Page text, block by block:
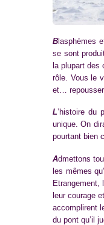
Blasphèmes
se sont
la plupart des
rôle. Vous le
et…
L’histoire du
unique. On
pourtant bien
Admettons
les mêmes
Etrangement,
leur courage
accomplirent
du pont qu’il